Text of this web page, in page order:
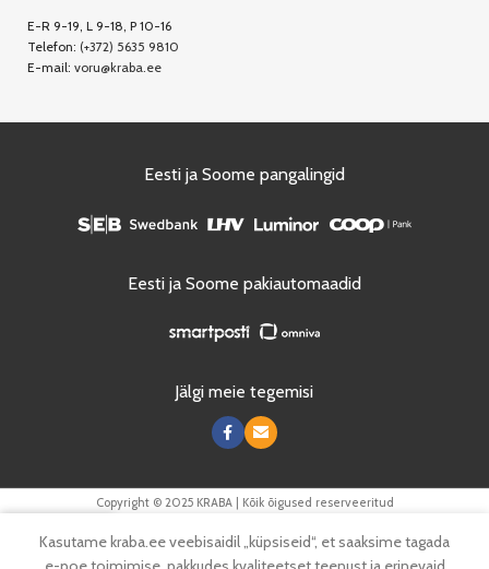
E-R 9-19, L 9-18, P 10-16
Telefon: (+372) 5635 9810
E-mail: voru@kraba.ee
Eesti ja Soome pangalingid
Eesti ja Soome pakiautomaadid
Jälgi meie tegemisi
Copyright © 2025 KRABA | Kõik õigused reserveeritud
Kasutame kraba.ee veebisaidil „küpsiseid“, et saaksime tagada
Soovinimekiri
Ostukorv